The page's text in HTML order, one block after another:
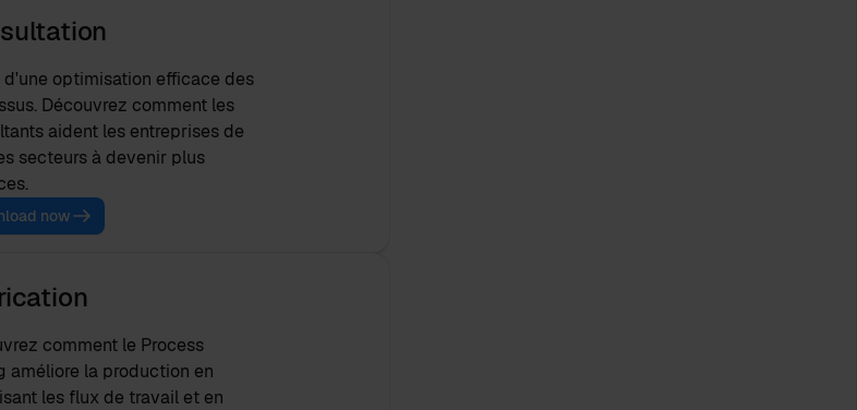
d'une optimisation efficace des
Découvrez comment les
aident les entreprises de
secteurs à devenir plus
now
comment le Process
améliore la production en
les flux de travail et en